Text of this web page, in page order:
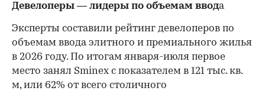
Девелоперы — лидеры по объемам ввода
Эксперты составили рейтинг девелоперов по
объемам ввода элитного и премиального жилья
в 2026 году. По итогам января-июля первое
место занял Sminex с показателем в 121 тыс. кв.
м, или 62% от всего столичного